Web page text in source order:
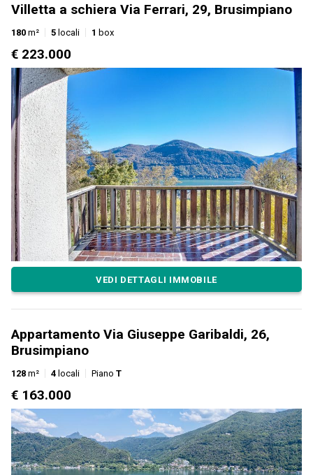
Villetta a schiera Via Ferrari, 29, Brusimpiano
180 m² 5 locali 1 box
€ 223.000
VEDI DETTAGLI IMMOBILE
Appartamento Via Giuseppe Garibaldi, 26,
Brusimpiano
128 m² 4 locali Piano T
€ 163.000